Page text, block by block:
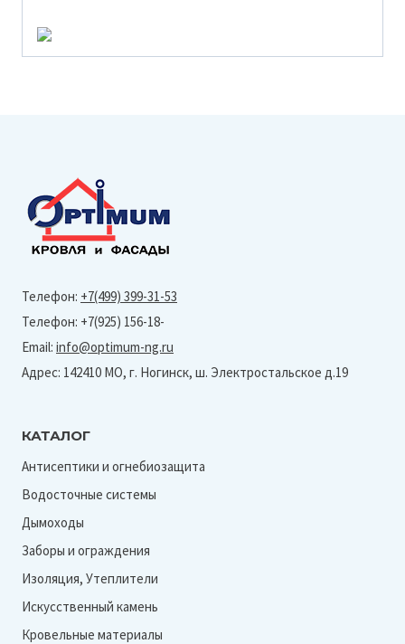
Телефон: +7(499) 399-31-53
Телефон: +7(925) 156-18-
Email: info@optimum-ng.ru
Адрес: 142410 МО, г. Ногинск, ш. Электростальское д.19
КАТАЛОГ
Антисептики и огнебиозащита
Водосточные системы
Дымоходы
Заборы и ограждения
Изоляция, Утеплители
Искусственный камень
Кровельные материалы